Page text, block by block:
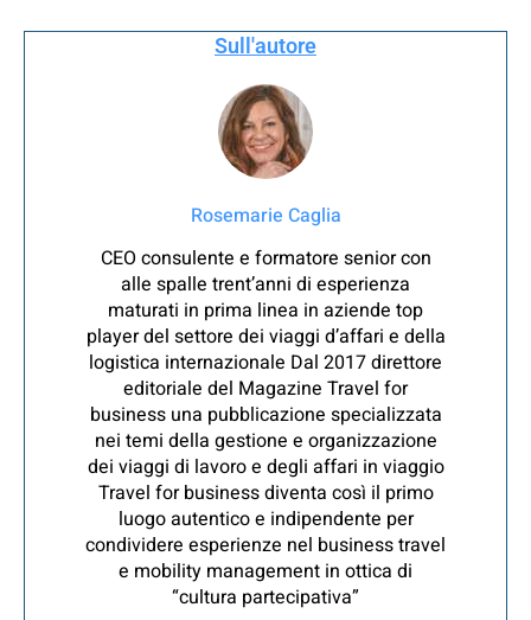
Sull'autore
Rosemarie Caglia
CEO consulente e formatore senior con
alle spalle trent’anni di esperienza
maturati in prima linea in aziende top
player del settore dei viaggi d’affari e della
logistica internazionale Dal 2017 direttore
editoriale del Magazine Travel for
business una pubblicazione specializzata
nei temi della gestione e organizzazione
dei viaggi di lavoro e degli affari in viaggio
Travel for business diventa così il primo
luogo autentico e indipendente per
condividere esperienze nel business travel
e mobility management in ottica di
“cultura partecipativa”